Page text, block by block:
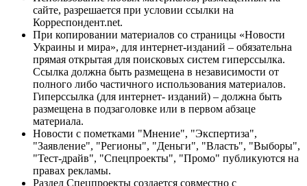
сайте, разрешается при условии ссылки на
Корреспондент.net.
При копировании материалов со страницы «Новости
Украины и мира», для интернет-изданий – обязательна
прямая открытая для поисковых систем гиперссылка.
Ссылка должна быть размещена в независимости от
полного либо частичного использования материалов.
Гиперссылка (для интернет- изданий) – должна быть
размещена в подзаголовке или в первом абзаце
материала.
Новости с пометками "Мнение", "Экспертиза",
"Заявление", "Регионы", "Деньги", "Власть", "Выборы",
"Тест-драйв", "Спецпроекты", "Промо" публикуются на
правах рекламы.
Раздел Спецпроекты создается совместно с